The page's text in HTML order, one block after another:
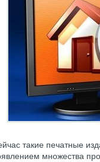
такие печатные
множества